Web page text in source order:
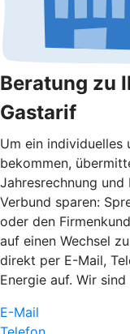
Beratung zu
Gastarif
Um ein individuelles
bekommen,
Jahresrechnung und
Verbund sparen:
oder den
auf einen Wechsel
direkt per E-Mail,
Energie auf. Wir
E-Mail